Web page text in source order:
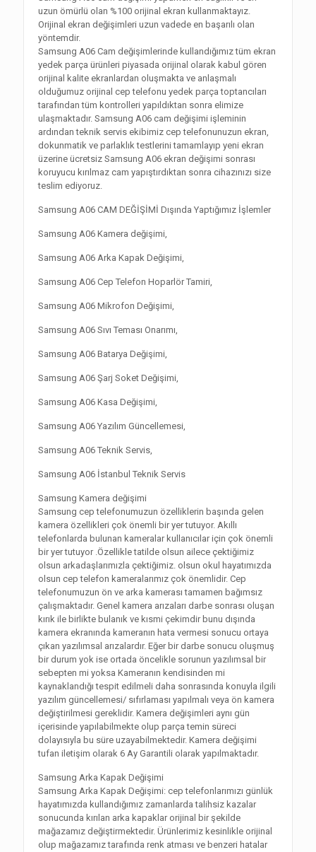
uzun ömürlü olan %100 orijinal ekran kullanmaktayız.
Orijinal ekran değişimleri uzun vadede en başarılı olan
yöntemdir.
Samsung A06 Cam değişimlerinde kullandığımız tüm ekran
yedek parça ürünleri piyasada orijinal olarak kabul gören
orijinal kalite ekranlardan oluşmakta ve anlaşmalı
olduğumuz orijinal cep telefonu yedek parça toptancıları
tarafından tüm kontrolleri yapıldıktan sonra elimize
ulaşmaktadır. Samsung A06 cam değişimi işleminin
ardından teknik servis ekibimiz cep telefonunuzun ekran,
dokunmatik ve parlaklık testlerini tamamlayıp yeni ekran
üzerine ücretsiz Samsung A06 ekran değişimi sonrası
koruyucu kırılmaz cam yapıştırdıktan sonra cihazınızı size
teslim ediyoruz.
Samsung A06 CAM DEĞİŞİMİ Dışında Yaptığımız İşlemler
Samsung A06 Kamera değişimi,
Samsung A06 Arka Kapak Değişimi,
Samsung A06 Cep Telefon Hoparlör Tamiri,
Samsung A06 Mikrofon Değişimi,
Samsung A06 Sıvı Teması Onarımı,
Samsung A06 Batarya Değişimi,
Samsung A06 Şarj Soket Değişimi,
Samsung A06 Kasa Değişimi,
Samsung A06 Yazılım Güncellemesi,
Samsung A06 Teknik Servis,
Samsung A06 İstanbul Teknik Servis
Samsung Kamera değişimi
Samsung cep telefonumuzun özelliklerin başında gelen
kamera özellikleri çok önemli bir yer tutuyor. Akıllı
telefonlarda bulunan kameralar kullanıcılar için çok önemli
bir yer tutuyor .Özellikle tatilde olsun ailece çektiğimiz
olsun arkadaşlarımızla çektiğimiz. olsun okul hayatımızda
olsun cep telefon kameralarımız çok önemlidir. Cep
telefonumuzun ön ve arka kamerası tamamen bağımsız
çalışmaktadır. Genel kamera arızaları darbe sonrası oluşan
kırık ile birlikte bulanık ve kısmi çekimdir bunu dışında
kamera ekranında kameranın hata vermesi sonucu ortaya
çıkan yazılımsal arızalardır. Eğer bir darbe sonucu oluşmuş
bir durum yok ise ortada öncelikle sorunun yazılımsal bir
sebepten mi yoksa Kameranın kendisinden mi
kaynaklandığı tespit edilmeli daha sonrasında konuyla ilgili
yazılım güncellemesi/ sıfırlaması yapılmalı veya ön kamera
değiştirilmesi gereklidir. Kamera değişimleri aynı gün
içerisinde yapılabilmekte olup parça temin süreci
dolayısıyla bu süre uzayabilmektedir. Kamera değişimi
tufan iletişim olarak 6 Ay Garantili olarak yapılmaktadır.
Samsung Arka Kapak Değişimi
Samsung Arka Kapak Değişimi: cep telefonlarımızı günlük
hayatımızda kullandığımız zamanlarda talihsiz kazalar
sonucunda kırılan arka kapaklar orijinal bir şekilde
mağazamız değiştirmektedir. Ürünlerimiz kesinlikle orijinal
olup mağazamız tarafında renk atması ve benzeri hatalar